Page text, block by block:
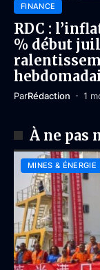
FINANCE
RDC :
% début
ParRédaction 1
À ne pas
MINES & ÉNERGIE